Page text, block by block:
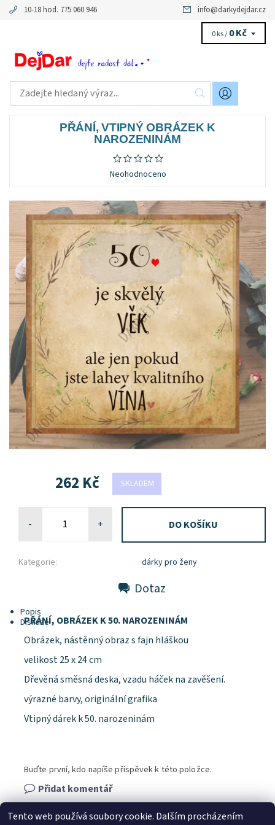
10-18 hod. 775 060 946 info@darkydejdar.cz
0 ks / 0 Kč
PŘÁNÍ, VTIPNÝ OBRÁZEK K
NAROZENINÁM
Neohodnoceno
SKLADEM
262 Kč
- +
Kategorie: dárky pro ženy
Dotaz
Popis
Diskuze
PŘÁNÍ, OBRÁZEK K 50. NAROZENINÁM
Obrázek, nástěnný obraz s fajn hláškou
velikost 25 x 24 cm
Dřevěná směsná deska, vzadu háček na zavěšení.
výrazné barvy, originální grafika
Vtipný dárek k 50. narozeninám
Buďte první, kdo napíše příspěvek k této položce.
Přidat komentář
Tento web používá soubory cookie. Dalším procházením